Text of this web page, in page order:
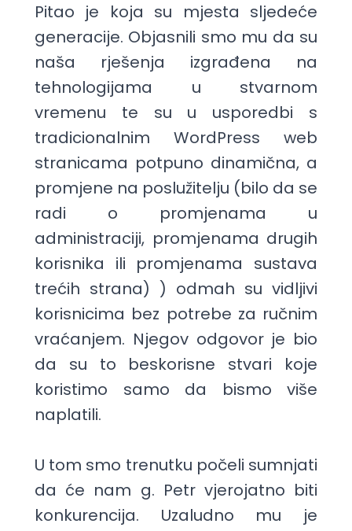
Pitao je koja su mjesta sljedeće
generacije. Objasnili smo mu da su
naša rješenja izgrađena na
tehnologijama u stvarnom
vremenu te su u usporedbi s
tradicionalnim WordPress web
stranicama potpuno dinamična, a
promjene na poslužitelju (bilo da se
radi o promjenama u
administraciji, promjenama drugih
korisnika ili promjenama sustava
trećih strana) ) odmah su vidljivi
korisnicima bez potrebe za ručnim
vraćanjem. Njegov odgovor je bio
da su to beskorisne stvari koje
koristimo samo da bismo više
naplatili.
U tom smo trenutku počeli sumnjati
da će nam g. Petr vjerojatno biti
konkurencija. Uzaludno mu je